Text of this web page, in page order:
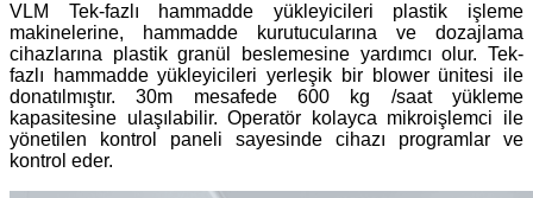
VLM Tek-fazlı hammadde yükleyicileri plastik işleme
makinelerine, hammadde kurutucularına ve dozajlama
cihazlarına plastik granül beslemesine yardımcı olur. Tek-
fazlı hammadde yükleyicileri yerleşik bir blower ünitesi ile
donatılmıştır. 30m mesafede 600 kg /saat yükleme
kapasitesine ulaşılabilir. Operatör kolayca mikroişlemci ile
yönetilen kontrol paneli sayesinde cihazı programlar ve
kontrol eder.